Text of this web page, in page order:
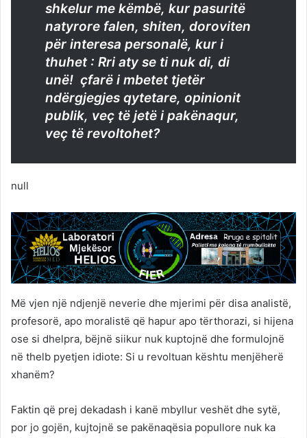
shkelur me këmbë, kur pasuritë
natyrore falen, shiten, doroviten
për interesa personalë, kur i
thuhet : Rri aty se ti nuk di, di
unë! çfarë i mbetet tjetër
ndërgjegjes qytetare, opinionit
publik, veç të jetë i pakënaqur,
veç të revoltohet?
null
Më vjen një ndjenjë neverie dhe mjerimi për disa analistë,
profesorë, apo moralistë që hapur apo tërthorazi, si hijena
ose si dhelpra, bëjnë siikur nuk kuptojnë dhe formulojnë
në thelb pyetjen idiote: Si u revoltuan kështu menjëherë
xhanëm?
Faktin që prej dekadash i kanë mbyllur veshët dhe sytë,
por jo gojën, kujtojnë se pakënaqësia popullore nuk ka